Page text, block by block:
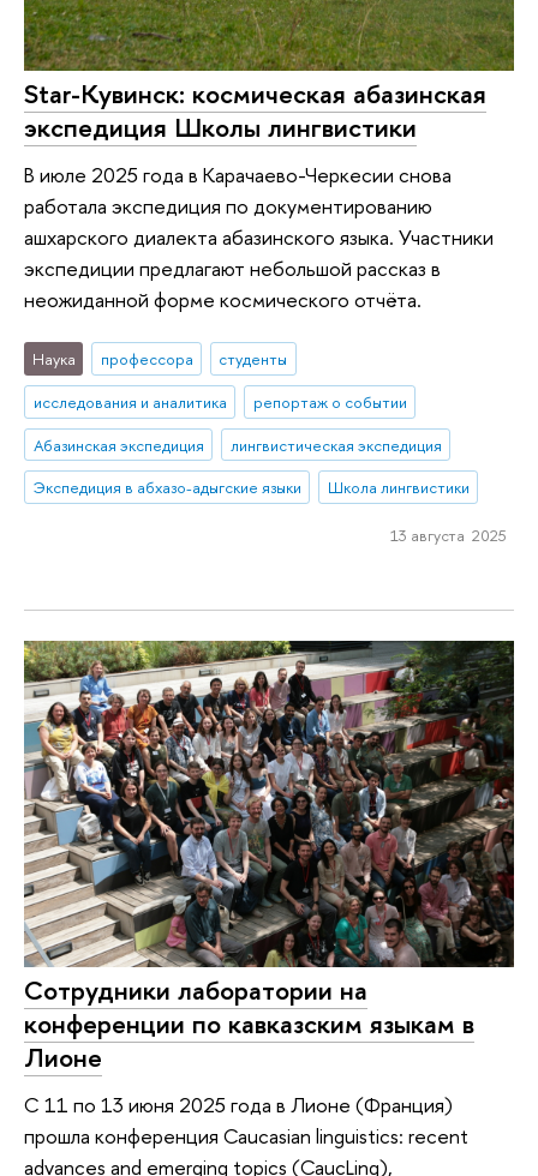
Star-Кувинск: космическая абазинская
экспедиция Школы лингвистики
В июле 2025 года в Карачаево-Черкесии снова
работала экспедиция по документированию
ашхарского диалекта абазинского языка. Участники
экспедиции предлагают небольшой рассказ в
неожиданной форме космического отчёта.
Наука профессора
студенты
исследования и аналитика
репортаж о событии
Абазинская экспедиция
лингвистическая экспедиция
Экспедиция в абхазо-адыгские языки
Школа лингвистики
13 августа 2025
Сотрудники лаборатории на
конференции по кавказским языкам в
Лионе
С 11 по 13 июня 2025 года в Лионе (Франция)
прошла конференция Caucasian linguistics: recent
advances and emerging topics (CaucLing),